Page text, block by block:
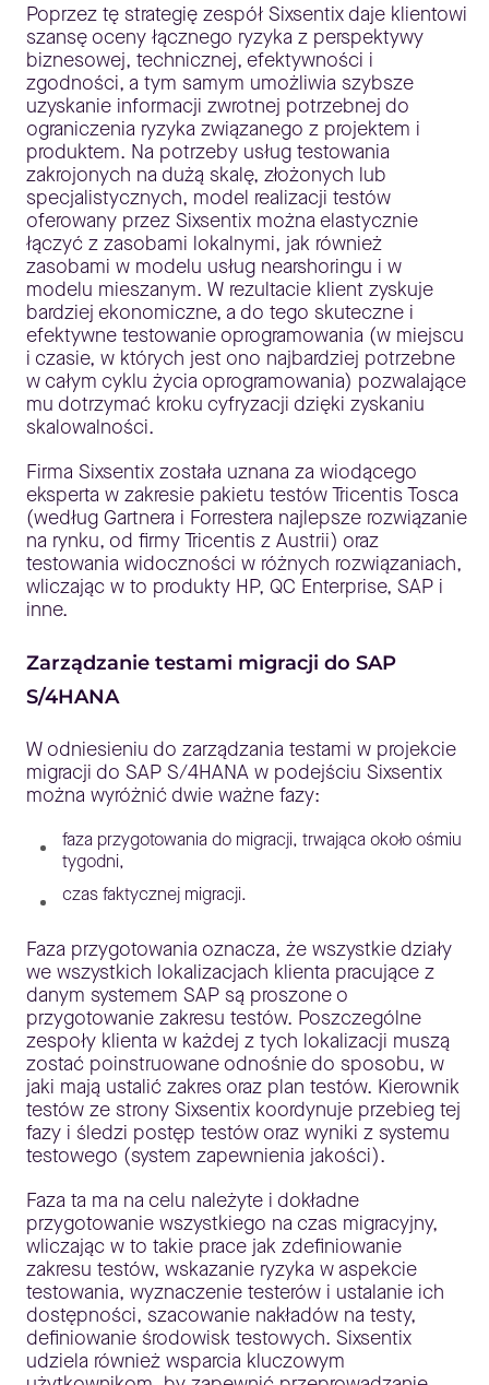
Poprzez tę strategię zespół Sixsentix daje klientowi
szansę oceny łącznego ryzyka z perspektywy
biznesowej, technicznej, efektywności i
zgodności, a tym samym umożliwia szybsze
uzyskanie informacji zwrotnej potrzebnej do
ograniczenia ryzyka związanego z projektem i
produktem. Na potrzeby usług testowania
zakrojonych na dużą skalę, złożonych lub
specjalistycznych, model realizacji testów
oferowany przez Sixsentix można elastycznie
łączyć z zasobami lokalnymi, jak również
zasobami w modelu usług nearshoringu i w
modelu mieszanym. W rezultacie klient zyskuje
bardziej ekonomiczne, a do tego skuteczne i
efektywne testowanie oprogramowania (w miejscu
i czasie, w których jest ono najbardziej potrzebne
w całym cyklu życia oprogramowania) pozwalające
mu dotrzymać kroku cyfryzacji dzięki zyskaniu
skalowalności.
Firma Sixsentix została uznana za wiodącego
eksperta w zakresie pakietu testów Tricentis Tosca
(według Gartnera i Forrestera najlepsze rozwiązanie
na rynku, od firmy Tricentis z Austrii) oraz
testowania widoczności w różnych rozwiązaniach,
wliczając w to produkty HP, QC Enterprise, SAP i
inne.
Zarządzanie testami migracji do SAP
S/4HANA
W odniesieniu do zarządzania testami w projekcie
migracji do SAP S/4HANA w podejściu Sixsentix
można wyróżnić dwie ważne fazy:
faza przygotowania do migracji, trwająca około ośmiu
tygodni,
czas faktycznej migracji.
Faza przygotowania oznacza, że wszystkie działy
we wszystkich lokalizacjach klienta pracujące z
danym systemem SAP są proszone o
przygotowanie zakresu testów. Poszczególne
zespoły klienta w każdej z tych lokalizacji muszą
zostać poinstruowane odnośnie do sposobu, w
jaki mają ustalić zakres oraz plan testów. Kierownik
testów ze strony Sixsentix koordynuje przebieg tej
fazy i śledzi postęp testów oraz wyniki z systemu
testowego (system zapewnienia jakości).
Faza ta ma na celu należyte i dokładne
przygotowanie wszystkiego na czas migracyjny,
wliczając w to takie prace jak zdefiniowanie
zakresu testów, wskazanie ryzyka w aspekcie
testowania, wyznaczenie testerów i ustalanie ich
dostępności, szacowanie nakładów na testy,
definiowanie środowisk testowych. Sixsentix
udziela również wsparcia kluczowym